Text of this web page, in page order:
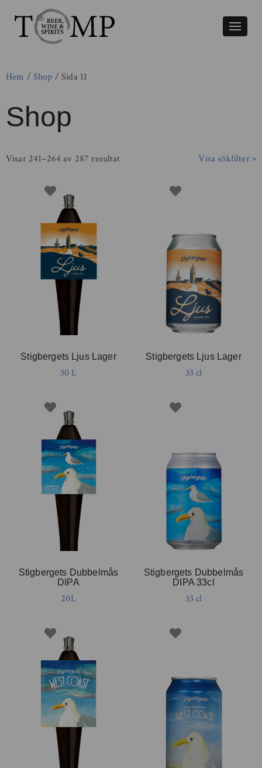
Växla
Hem / Shop / Sida 11
Shop
Visa sökfilter »
Visar 241–264 av 287 resultat
Stigbergets Ljus Lager
30 L
Stigbergets Ljus Lager
33 cl
Stigbergets Dubbelmås
DIPA
20L
Stigbergets Dubbelmås
DIPA 33cl
33 cl